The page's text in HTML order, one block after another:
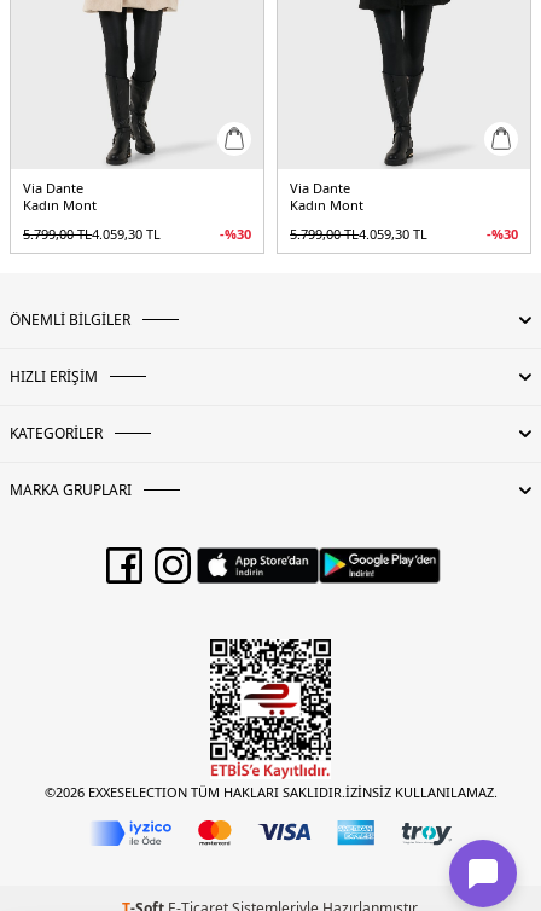
Via Dante
Kadın Mont
5.799,00TL4.059,30 TL -%30
Via Dante
Kadın Mont
5.799,00TL4.059,30 TL -%30
ÖNEMLİ BİLGİLER
HIZLI ERİŞİM
KATEGORİLER
MARKA GRUPLARI
©2026 EXXESELECTION TÜM HAKLARI SAKLIDIR.İZİNSİZ KULLANILAMAZ.